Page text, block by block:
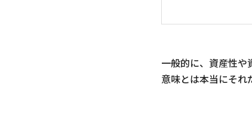
一般的に、資産性や
意味とは本当にそれ